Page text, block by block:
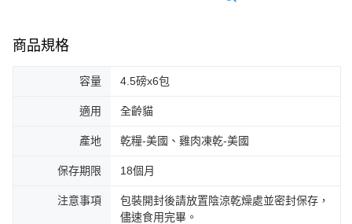
商品規格
容量 4.5磅x6包
適用 全齡貓
產地 乾糧-美國、雞肉凍乾-美國
保存期限 18個月
注意事項
包裝開封後請放置陰涼乾燥處並密封保存，
儘速食用完畢。